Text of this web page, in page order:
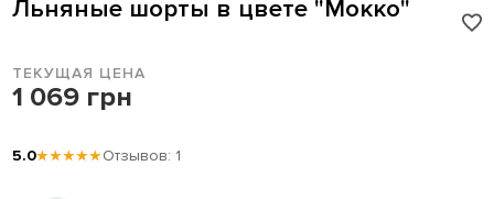
Льняные шорты в цвете "Мокко"
ТЕКУЩАЯ ЦЕНА
1 069 грн
5.0★★★★★Отзывов: 1